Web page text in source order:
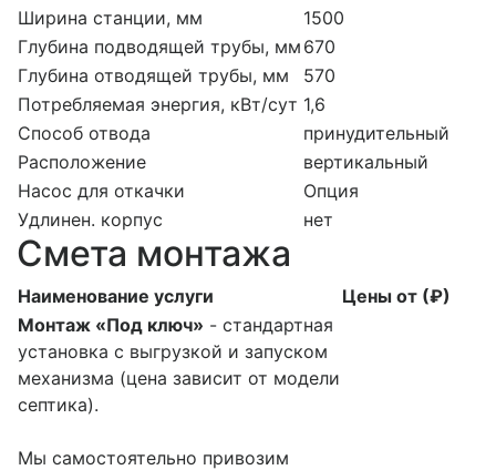
Ширина станции, мм
1500
Глубина подводящей трубы, мм 670
Глубина отводящей трубы, мм
570
Потребляемая энергия, кВт/сут 1,6
Способ отвода
принудительный
Расположение
вертикальный
Насос для откачки
Опция
Удлинен. корпус
нет
Смета монтажа
Наименование услуги
Цены от (₽)
Монтаж «Под ключ» - стандартная
установка с выгрузкой и запуском
механизма (цена зависит от модели
септика).
Мы самостоятельно привозим